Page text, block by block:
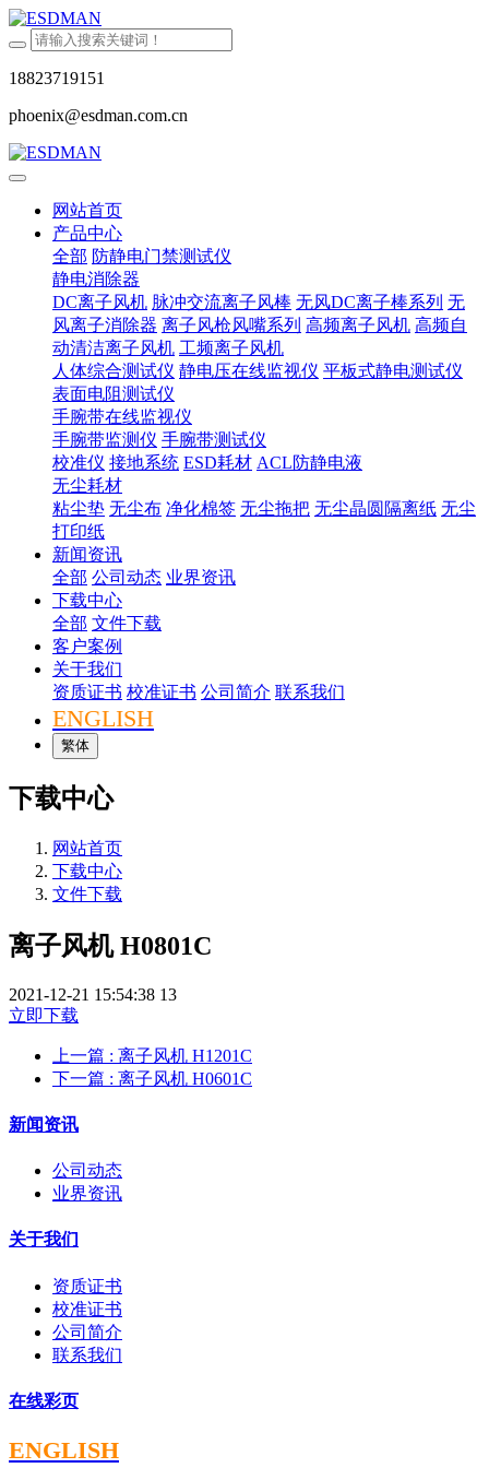
18823719151
phoenix@esdman.com.cn
网站首页
产品中心
全部 防静电门禁测试仪
静电消除器
DC离子风机 脉冲交流离子风棒 无风DC离子棒系列 无
风离子消除器 离子风枪风嘴系列 高频离子风机 高频自
动清洁离子风机 工频离子风机
人体综合测试仪 静电压在线监视仪 平板式静电测试仪
表面电阻测试仪
手腕带在线监视仪
手腕带监测仪 手腕带测试仪
校准仪 接地系统 ESD耗材 ACL防静电液
无尘耗材
粘尘垫 无尘布 净化棉签 无尘拖把 无尘晶圆隔离纸 无尘
打印纸
新闻资讯
全部 公司动态 业界资讯
下载中心
全部 文件下载
客户案例
关于我们
资质证书 校准证书 公司简介 联系我们
ENGLISH
繁体
下载中心
网站首页
下载中心
文件下载
离子风机 H0801C
2021-12-21 15:54:38 13
立即下载
上一篇 : 离子风机 H1201C
下一篇 : 离子风机 H0601C
新闻资讯
公司动态
业界资讯
关于我们
资质证书
校准证书
公司简介
联系我们
在线彩页
ENGLISH